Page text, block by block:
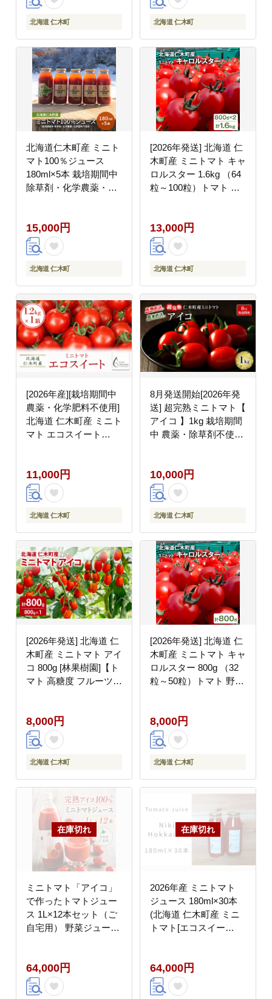
北海道 仁木町 北海道 仁木町
北海道仁木町産 ミニト
マト100％ジュース
180ml×5本 栽培期間中
除草剤・化学農薬・化
野菜 [iori farm hokkaido]
15,000円
北海道 仁木町
[2026年発送] 北海道 仁
木町産 ミニトマト キャ
ロルスター 1.6kg （64
粒～100粒）トマト 野
お弁当 家庭用 子供に人
気 リコピン [REDA
FARM]
13,000円
北海道 仁木町
[2026年産][栽培期間中
農薬・化学肥料不使用]
北海道 仁木町産 ミニト
マト エコスイート
[Farm Watanabe]
11,000円
北海道 仁木町
8月発送開始[2026年発
送] 超完熟ミニトマト【
アイコ 】1kg 栽培期間
中 農薬・除草剤不使用
木町 [アイコファーム]
10,000円
北海道 仁木町
[2026年発送] 北海道 仁
木町産 ミニトマト アイ
コ 800g [林果樹園]【ト
マト 高糖度 フルーツト
旬 健康 リコピン ビタ
ミンC 美容 ダイエッ
ト】
8,000円
北海道 仁木町
[2026年発送] 北海道 仁
木町産 ミニトマト キャ
ロルスター 800g （32
粒～50粒）トマト 野菜
当 家庭用 子供に人気
リコピン [REDA
FARM]
8,000円
北海道 仁木町
ミニトマト「アイコ」
で作ったトマトジュー
ス 1L×12本セット（ご
自宅用） 野菜ジュース
[くだものの笠井園]
64,000円
2026年産 ミニトマト
ジュース 180ml×30本
(北海道 仁木町産 ミニ
トマト[エコスイー
間中 農薬・化学肥料不
使用 】 野菜飲料 [Farm
Watanabe]
64,000円